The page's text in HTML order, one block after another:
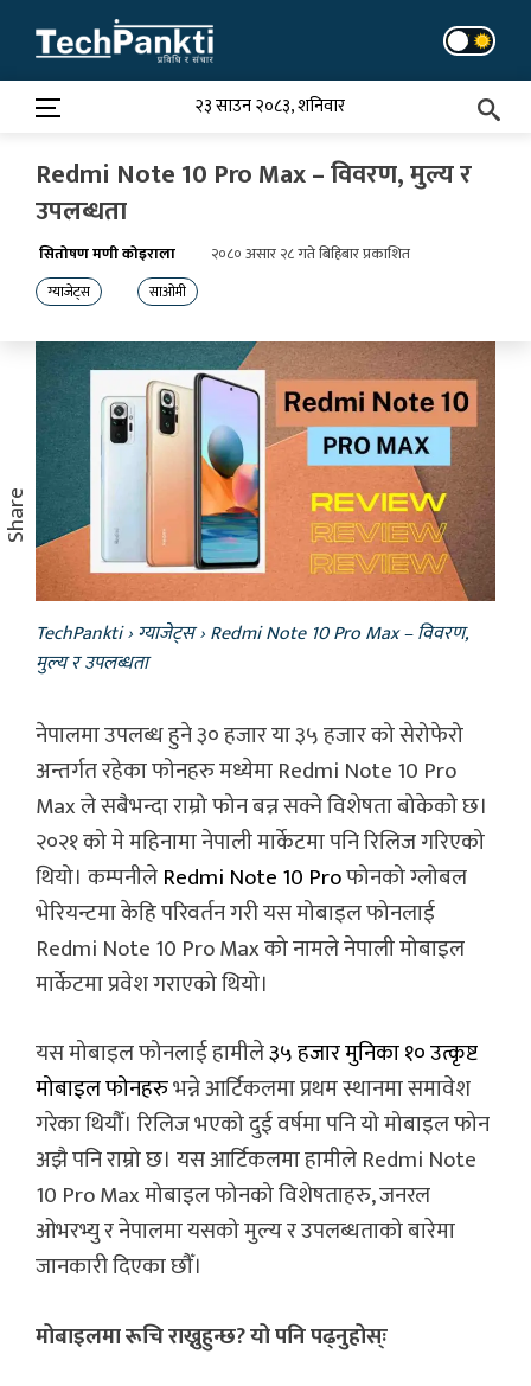
content
२३ साउन २०८३, शनिवार
Redmi Note 10 Pro Max – विवरण, मुल्य र
उपलब्धता
सितोषण मणी कोइराला २०८० असार २८ गते बिहिबार प्रकाशित
ग्याजेट्स साओमी
TechPankti›ग्याजेट्स›Redmi Note 10 Pro Max – विवरण,
मुल्य र उपलब्धता
नेपालमा उपलब्ध हुने ३० हजार या ३५ हजार को सेरोफेरो
अन्तर्गत रहेका फोनहरु मध्येमा Redmi Note 10 Pro
Max ले सबैभन्दा राम्रो फोन बन्न सक्ने विशेषता बोकेको छ।
२०२१ को मे महिनामा नेपाली मार्केटमा पनि रिलिज गरिएको
थियो। कम्पनीलेRedmi Note 10 Proफोनको ग्लोबल
भेरियन्टमा केहि परिवर्तन गरी यस मोबाइल फोनलाई
Redmi Note 10 Pro Max को नामले नेपाली मोबाइल
मार्केटमा प्रवेश गराएको थियो।
यस मोबाइल फोनलाई हामीले३५ हजार मुनिका १० उत्कृष्ट
मोबाइल फोनहरुभन्ने आर्टिकलमा प्रथम स्थानमा समावेश
गरेका थियौँ। रिलिज भएको दुई वर्षमा पनि यो मोबाइल फोन
अझै पनि राम्रो छ। यस आर्टिकलमा हामीले Redmi Note
10 Pro Max मोबाइल फोनको विशेषताहरु, जनरल
ओभरभ्यु र नेपालमा यसको मुल्य र उपलब्धताको बारेमा
जानकारी दिएका छौँ।
मोबाइलमा रूचि राख्नुहुन्छ? यो पनि पढ्नुहोस्ः